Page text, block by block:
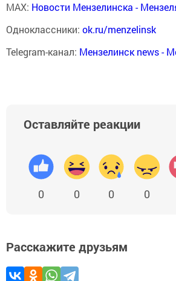
MAX: Новости Мензелинска -
Одноклассники: ok.ru/menzelinsk
Telegram-канал: Мензелинск news -
Оставляйте реакции
0 0 0 0
Расскажите друзьям